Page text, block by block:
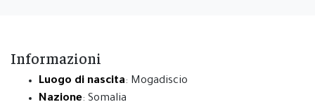
Informazioni
Luogo di nascita: Mogadiscio
Nazione: Somalia